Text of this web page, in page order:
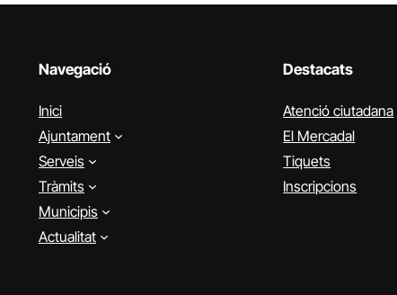
Navegació
Inici
Ajuntament
Serveis
Tràmits
Municipis
Actualitat
Destacats
Atenció ciutadana
El Mercadal
Tiquets
Inscripcions